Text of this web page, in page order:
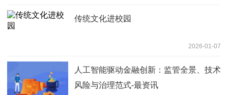
传统文化进校园
2026-01-07
人工智能驱动金融创新：监管全景、技术
风险与治理范式-最资讯